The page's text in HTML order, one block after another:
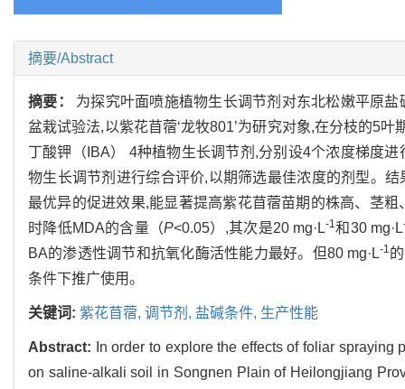
摘要/Abstract
摘要： 为探究叶面喷施植物生长调节剂对东北松嫩平原
盆栽试验法,以紫花苜蓿‘龙牧801’为研究对象,在分枝的5
丁酸钾（IBA） 4种植物生长调节剂,分别设4个浓度梯度
物生长调节剂进行综合评价,以期筛选最佳浓度的剂型。
最优异的促进效果,能显著提高紫花苜蓿苗期的株高、茎
时降低MDA的含量（P<0.05）,其次是20 mg·L-1和30 mg·L
BA的渗透性调节和抗氧化酶活性能力最好。但80 mg·L-1
条件下推广使用。
关键词: 紫花苜蓿, 调节剂, 盐碱条件, 生产性能
Abstract:
In order to explore the effects of foliar
on saline-alkali soil in Songnen Plain of Heilongjiang